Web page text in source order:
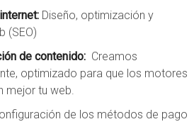
Diseño, optimización y
(SEO)
de contenido: Creamos
optimizado para que los motores
mejor tu web.
de los métodos de pago